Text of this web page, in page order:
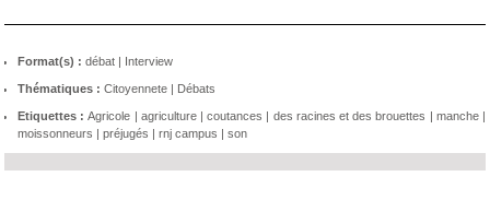
Format(s) : débat | Interview
Thématiques : Citoyennete | Débats
Etiquettes :Agricole | agriculture|coutances | des racines et des brouettes | manche|
moissonneurs | préjugés | rnj campus | son